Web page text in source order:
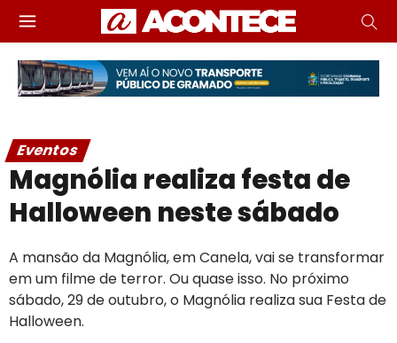
Eventos
Magnólia realiza festa de
Halloween neste sábado
A mansão da Magnólia, em Canela, vai se transformar
em um filme de terror. Ou quase isso. No próximo
sábado, 29 de outubro, o Magnólia realiza sua Festa de
Halloween.